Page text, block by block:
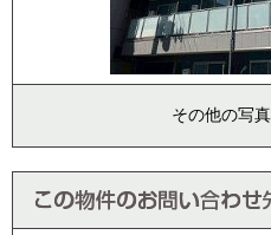
その他の写真